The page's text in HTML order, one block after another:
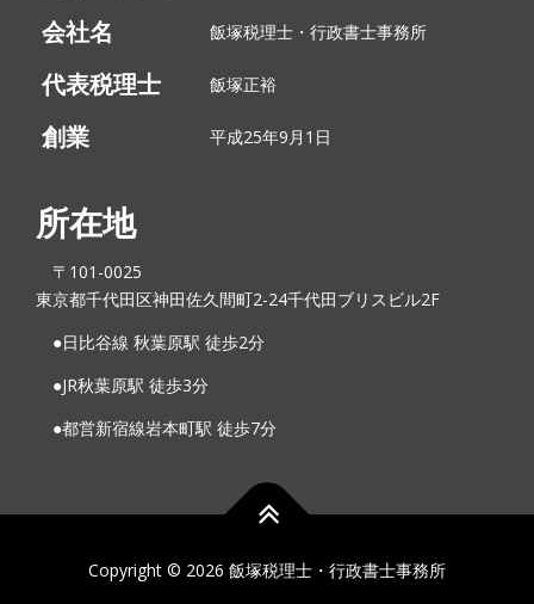
会社名 飯塚税理士・行政書士事務所
代表税理士 飯塚正裕
創業 平成25年9月1日
所在地
〒101-0025
東京都千代田区神田佐久間町2-24千代田ブリスビル2F
●日比谷線 秋葉原駅 徒歩2分
●︎JR秋葉原駅 徒歩3分
●︎都営新宿線岩本町駅 徒歩7分
Copyright © 2026 飯塚税理士・行政書士事務所